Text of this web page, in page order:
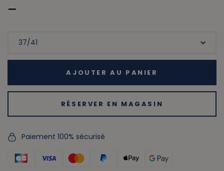
AJOUTER AU PANIER
RÉSERVER EN MAGASIN
Paiement 100% sécurisé